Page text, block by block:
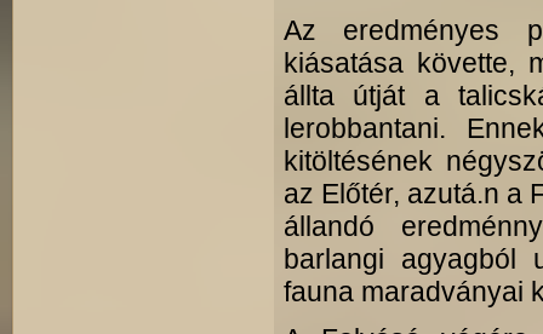
Az eredményes
kiásatása követte,
állta útját a
lerobbantani.
kitöltésének
az Előtér, azutá.n a
állandó
barlangi agyagból
fauna maradványai